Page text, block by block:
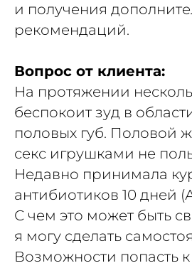
и получения
рекомендаций.
Вопрос от клиента:
На протяжении
беспокоит зуд в
половых губ. Половой
секс игрушками не
Недавно принимала
антибиотиков 10 дней
С чем это может быть
я могу сделать
Возможности попасть